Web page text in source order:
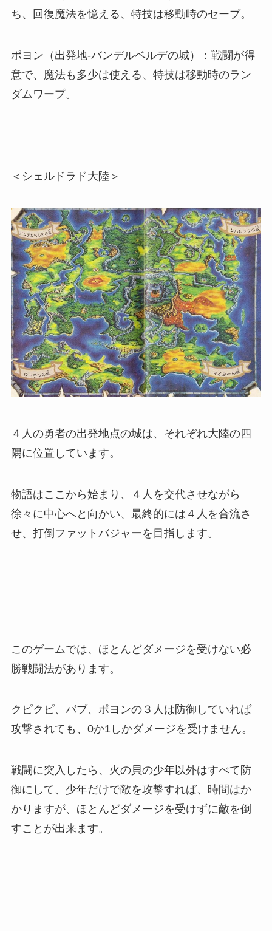
ち、回復魔法を憶える、特技は移動時のセーブ。
ポヨン（出発地-バンデルベルデの城）：戦闘が得
意で、魔法も多少は使える、特技は移動時のラン
ダムワープ。
＜シェルドラド大陸＞
４人の勇者の出発地点の城は、それぞれ大陸の四
隅に位置しています。
物語はここから始まり、４人を交代させながら
徐々に中心へと向かい、最終的には４人を合流さ
せ、打倒ファットバジャーを目指します。
このゲームでは、ほとんどダメージを受けない必
勝戦闘法があります。
クピクピ、バブ、ポヨンの３人は防御していれば
攻撃されても、0か1しかダメージを受けません。
戦闘に突入したら、火の貝の少年以外はすべて防
御にして、少年だけで敵を攻撃すれば、時間はか
かりますが、ほとんどダメージを受けずに敵を倒
すことが出来ます。